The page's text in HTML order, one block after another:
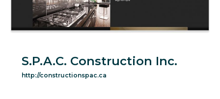
S.P.A.C. Construction Inc.
http://constructionspac.ca